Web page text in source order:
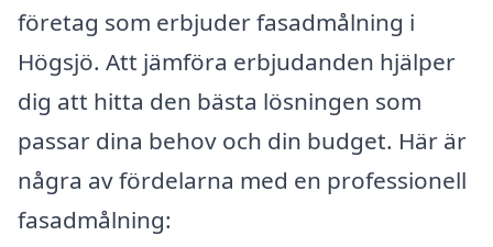
företag som erbjuder fasadmålning i
Högsjö. Att jämföra erbjudanden hjälper
dig att hitta den bästa lösningen som
passar dina behov och din budget. Här är
några av fördelarna med en professionell
fasadmålning: